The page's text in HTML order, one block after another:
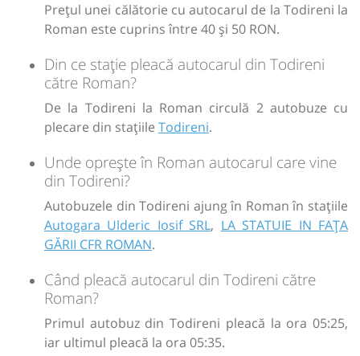
Prețul unei călătorie cu autocarul de la Todireni la
Roman este cuprins între 40 și 50 RON.
Din ce stație pleacă autocarul din Todireni
către Roman?
De la Todireni la Roman circulă 2 autobuze cu
plecare din stațiile Todireni.
Unde oprește în Roman autocarul care vine
din Todireni?
Autobuzele din Todireni ajung în Roman în stațiile
Autogara Ulderic Iosif SRL, LA STATUIE IN FAȚA
GĂRII CFR ROMAN.
Când pleacă autocarul din Todireni către
Roman?
Primul autobuz din Todireni pleacă la ora 05:25,
iar ultimul pleacă la ora 05:35.